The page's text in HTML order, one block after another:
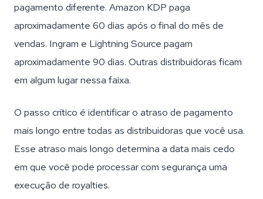
pagamento diferente. Amazon KDP paga
aproximadamente 60 dias após o final do mês de
vendas. Ingram e Lightning Source pagam
aproximadamente 90 dias. Outras distribuidoras ficam
em algum lugar nessa faixa.
O passo crítico é identificar o atraso de pagamento
mais longo entre todas as distribuidoras que você usa.
Esse atraso mais longo determina a data mais cedo
em que você pode processar com segurança uma
execução de royalties.